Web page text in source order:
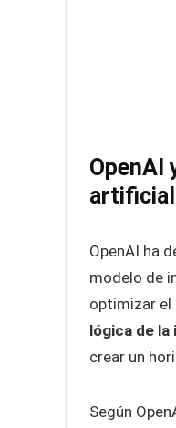
OpenAI
artificial
OpenAI ha
modelo de
optimizar el
lógica de
crear un
Según